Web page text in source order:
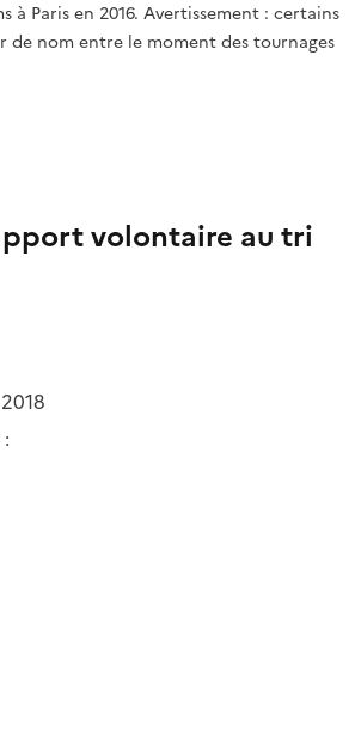
à Paris en 2016. Avertissement : certains
de nom entre le moment des tournages
volontaire au tri